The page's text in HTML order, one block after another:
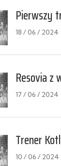
Pierwszy
18 / 06 / 2024
Resovia z
17 / 06 / 2024
Trener
10 / 06 / 2024